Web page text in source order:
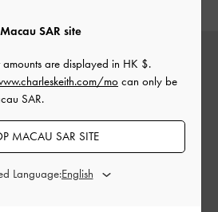
SAR site
are displayed in HK $.
mo can only be
SAR.
MACAU SAR SITE
Language: